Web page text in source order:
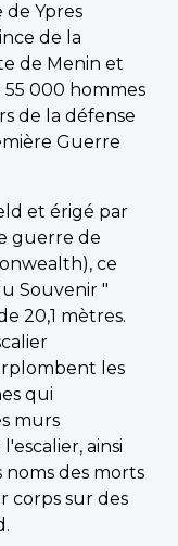
de Ypres
de la
de Menin et
000 hommes
de la défense
Guerre
et érigé par
guerre de
ce
Souvenir "
20,1 mètres.
les
qui
murs
ainsi
noms des morts
corps sur des